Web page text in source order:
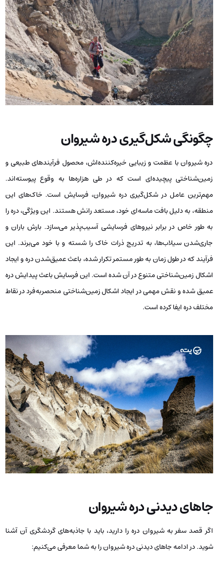
چگونگی شکل‌گیری دره شیروان
دره شیروان با عظمت و زیبایی خیره‌کننده‌اش، محصول فرآیندهای طبیعی و
زمین‌شناختی پیچیده‌ای است که در طی هزاره‌ها به وقوع پیوسته‌اند.
مهم‌ترین عامل در شکل‌گیری دره شیروان، فرسایش است. خاک‌های این
منطقه، به دلیل بافت ماسه‌ای خود، مستعد رانش هستند. این ویژگی، دره را
به طور خاص در برابر نیروهای فرسایشی آسیب‌پذیر می‌سازد. بارش باران و
جاری‌شدن سیلاب‌ها، به تدریج ذرات خاک را شسته و با خود می‌برند. این
فرآیند که در طول زمان به طور مستمر تکرار شده، باعث عمیق‌شدن دره و ایجاد
اشکال زمین‌شناختی متنوع در آن شده است. این فرسایش باعث پیدایش دره
عمیق شده و نقش مهمی در ایجاد اشکال زمین‌شناختی منحصربه‌فرد در نقاط
مختلف دره ایفا کرده است.
جاهای دیدنی دره شیروان
اگر قصد سفر به شیروان دره را دارید، باید با جاذبه‌های گردشگری آن آشنا
شوید. در ادامه جاهای دیدنی دره شیروان را به شما معرفی می‌کنیم: